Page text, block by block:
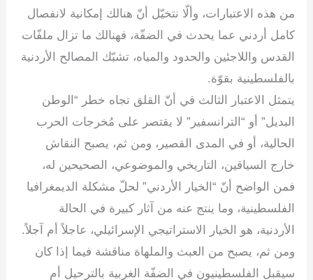
من هذه الاعتبارات، وألّا نتخيّل أنّ هنالك إمكانية لانفصال
كامل أردني عما يحدث في الضفّة، فهنالك ما تزال ملفّات
القدس واللاجئين والحدود والمياه، تشبّك المصالح الأردنية
بالفلسطينية بقوّة.
يتمثل الاعتبار الثالث في أنّ القلق تجاه خطر “الوطن
البديل” أو “الترانسفير” لا يقتصر على مُخرجات الحرب
الحالية، أو في المدى القصير، ومن ثم، يصبح النقاش
خارج السياقين، التاريخي والموضوعي، الصحيحين له،
فمن الواضح أنّ “الخيار الأردني” لحلّ مشكلة الديمغرافيا
الفلسطينية، وما ينتج عنه من آثار كبيرة في الحالة
الأردنية، هو الخيار الاستراتيجي الإسرائيلي، عاجلاً أم آجلاً.
ومن ثم، يصبح من العبث والملهاة مناقشة فيما إذا كان
سيقبل الفلسطينيون في الضفّة الغربية بالترحيل أم